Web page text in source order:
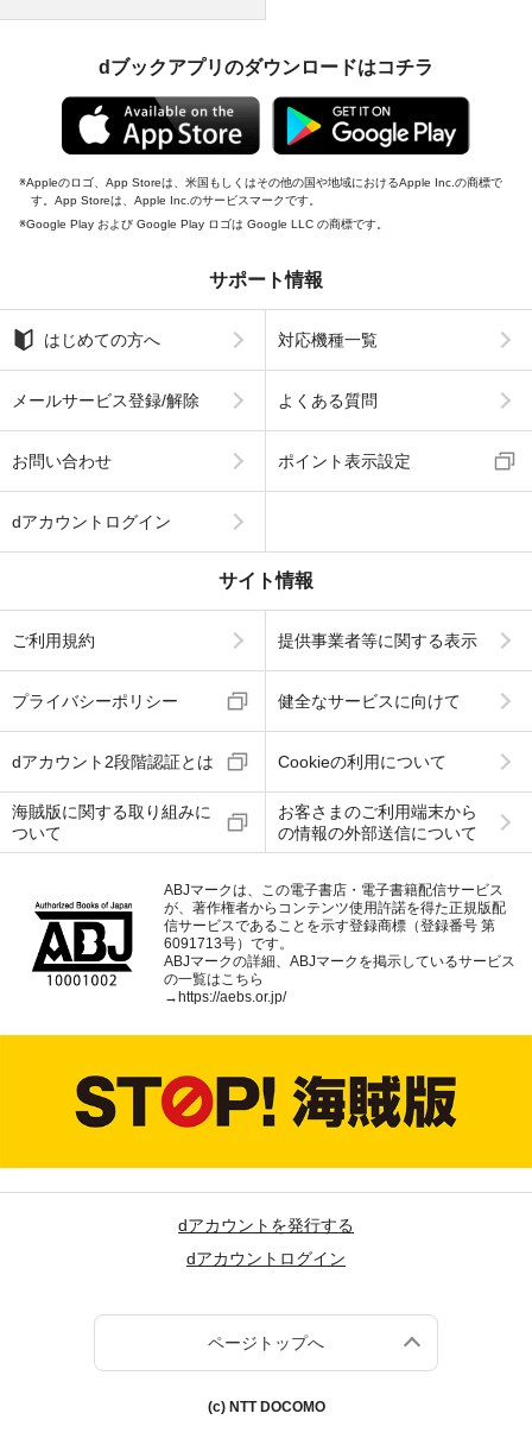
dブックアプリのダウンロードはコチラ
Appleのロゴ、App Storeは、米国もしくはその他の国や地域におけるApple Inc.の商標で
す。App Storeは、Apple Inc.のサービスマークです。
Google Play および Google Play ロゴは Google LLC の商標です。
サポート情報
はじめての方へ 対応機種一覧
メールサービス登録/解除 よくある質問
お問い合わせ ポイント表示設定
dアカウントログイン
サイト情報
ご利用規約 提供事業者等に関する表示
プライバシーポリシー 健全なサービスに向けて
dアカウント2段階認証とは Cookieの利用について
海賊版に関する取り組みに
ついて
お客さまのご利用端末から
の情報の外部送信について
ABJマークは、この電子書店・電子書籍配信サービス
が、著作権者からコンテンツ使用許諾を得た正規版配
信サービスであることを示す登録商標（登録番号 第
6091713号）です。
ABJマークの詳細、ABJマークを掲示しているサービス
の一覧はこちら
→ https://aebs.or.jp/
dアカウントを発行する
dアカウントログイン
ページトップへ
(c) NTT DOCOMO